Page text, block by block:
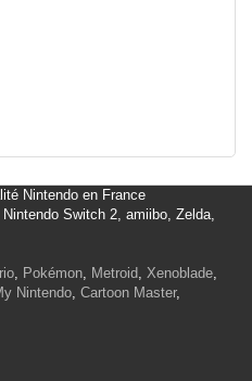
Nintendo en France
Switch 2, amiibo, Zelda,
, Pokémon, Metroid, Xenoblade,
Nintendo, Cartoon Master,